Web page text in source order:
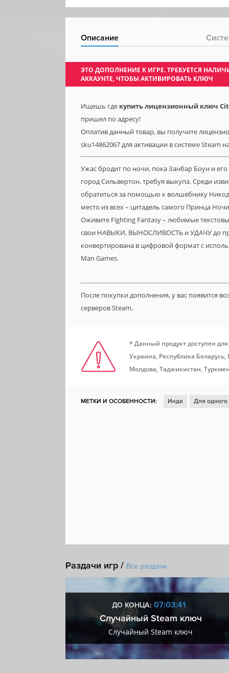
Описание
ЭТО ДОПОЛНЕНИЕ К ИГРЕ. ТРЕБУЕТСЯ
АККАУНТЕ, ЧТОБЫ АКТИВИРОВАТЬ КЛЮЧ
Ищешь где купить лицензионный ключ
пришел по адресу!
Оплатив данный товар, вы получите
sku14862067 для активации в системе Steam
Ужас бродит по ночи, пока Занбар Боун и
город Сильвертон, требуя выкупа. Среди
обратиться за помощью к волшебнику
место из всех – цитадель самого Принца
Оживите Fighting Fantasy – любимые
свои НАВЫКИ, ВЫНОСЛИВОСТЬ и УДАЧУ до
конвертирована в цифровой формат с
Man Games.
После покупки дополнения, у вас появится
серверов Steam.
* Данный продукт доступен
Украина, Республика
Молдова, Таджикистан,
МЕТКИ И ОСОБЕННОСТИ: Инди Для одного
Раздачи игр / Все раздачи
ДО КОНЦА: 07:03:40
Случайный Steam ключ
Случайный Steam ключ